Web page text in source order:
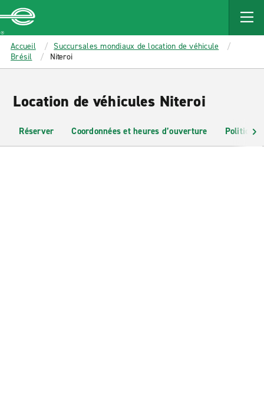
MAIN
CONTENT
Enterprise
Accueil
Succursales mondiaux de location de véhicule
Brésil
Niteroi
Location de véhicules Niteroi
Réserver Coordonnées et heures d’ouverture Politiques